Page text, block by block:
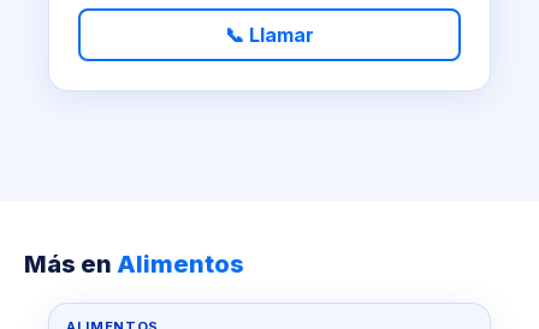
📞 Llamar
Más en Alimentos